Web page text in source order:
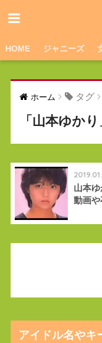
HOME ジャニーズ
ホーム タグ
「山本ゆか
山本
動画や
アイドル名やキ